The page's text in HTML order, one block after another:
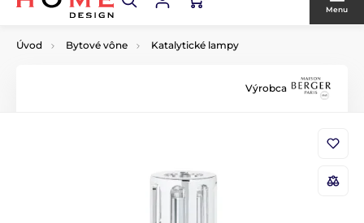
Menu
Úvod Bytové vône Katalytické lampy
Výrobca